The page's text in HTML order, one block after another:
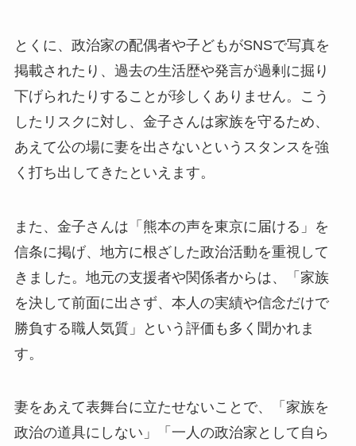
とくに、政治家の配偶者や子どもがSNSで写真を
掲載されたり、過去の生活歴や発言が過剰に掘り
下げられたりすることが珍しくありません。こう
したリスクに対し、金子さんは家族を守るため、
あえて公の場に妻を出さないというスタンスを強
く打ち出してきたといえます。
また、金子さんは「熊本の声を東京に届ける」を
信条に掲げ、地方に根ざした政治活動を重視して
きました。地元の支援者や関係者からは、「家族
を決して前面に出さず、本人の実績や信念だけで
勝負する職人気質」という評価も多く聞かれま
す。
妻をあえて表舞台に立たせないことで、「家族を
政治の道具にしない」「一人の政治家として自ら